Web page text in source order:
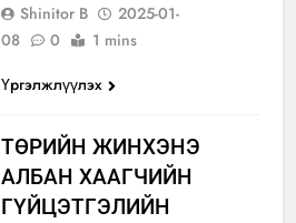
Shinitor B
2025-01-
08
0
1 mins
Үргэлжлүүлэх
ТӨРИЙН ЖИНХЭНЭ
АЛБАН ХААГЧИЙН
ГҮЙЦЭТГЭЛИЙН